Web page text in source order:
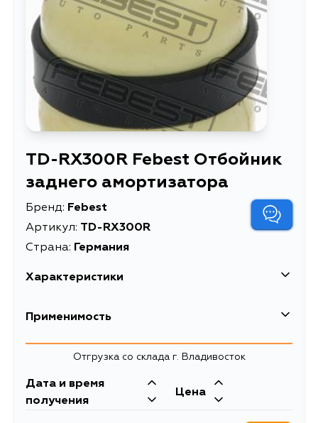
TD-RX300R Febest Отбойник
заднего амортизатора
Бренд: Febest
Артикул: TD-RX300R
Страна: Германия
Характеристики
EAN-13
Длина упаковки, мм 86
Масса, кг 0.08
Применимость
Кузов Двигатель
GSU35, MCU35, MCU38, GSU30,
3MZFE, 2GRFE,
Toyota
Отгрузка со склада г. Владивосток
Дата и время
получения
Цена